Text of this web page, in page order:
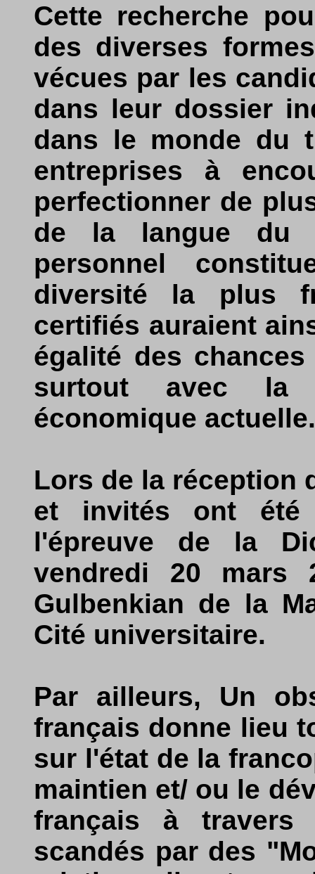
Cette recherche
des diverses
vécues par les
dans leur dossier
dans le monde du
entreprises à
perfectionner de
de la langue du
personnel
diversité la plus
certifiés auraient
égalité des
surtout avec la
économique actuelle.
Lors de la réception
et invités ont été
l'épreuve de la
vendredi 20 mars
Gulbenkian de la
Cité universitaire.
Par ailleurs, Un
français donne lieu
sur l'état de la
maintien et/ ou le
français à travers
scandés par des